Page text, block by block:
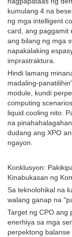
kumulang 4 na
ng mga intelligent
card, ang paggamit
ang bilang ng mga
napakalaking
imprastraktura.
Hindi lamang
madaling-
module, kundi
computing
liquid cooling nito.
na
dudang ang XPO
ngayon.
Konklusyon:
Kinabukasan ng
Sa teknolohikal na
walang ganap na
Target ng CPO ang
enerhiya sa mga
perpektong